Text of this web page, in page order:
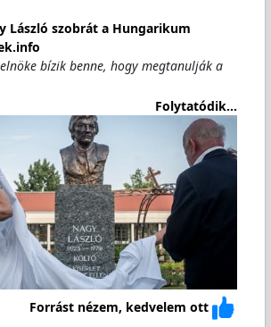
László szobrát a Hungarikum
bízik benne, hogy megtanulják a
Folytatódik...
Forrást nézem, kedvelem ott